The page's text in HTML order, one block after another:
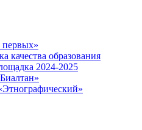
качества образования
2024-2025